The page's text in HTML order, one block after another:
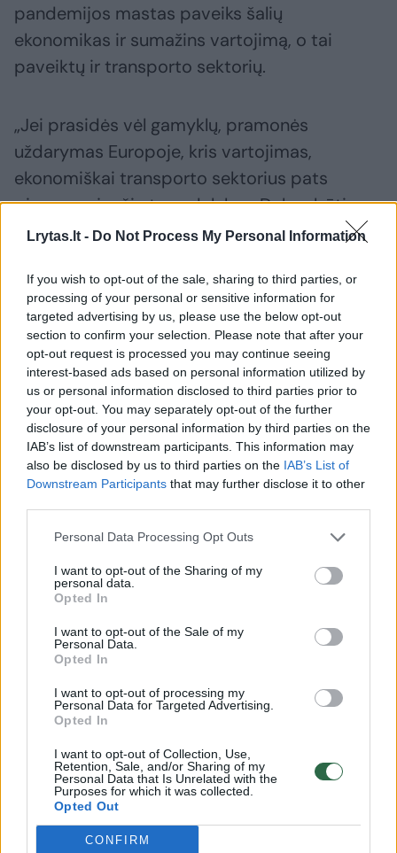
Lrytas.lt - Do Not Process My Personal Information
If you wish to opt-out of the sale, sharing to third parties, or
processing of your personal or sensitive information for
targeted advertising by us, please use the below opt-out
section to confirm your selection. Please note that after your
opt-out request is processed you may continue seeing
interest-based ads based on personal information utilized by
us or personal information disclosed to third parties prior to
your opt-out. You may separately opt-out of the further
disclosure of your personal information by third parties on the
IAB’s list of downstream participants. This information may
also be disclosed by us to third parties on the IAB’s List of
Downstream Participants that may further disclose it to other
Personal Data Processing Opt Outs
I want to opt-out of the Sharing of my
personal data.
Opted In
I want to opt-out of the Sale of my
Personal Data.
Opted In
I want to opt-out of processing my
Personal Data for Targeted Advertising.
Opted In
I want to opt-out of Collection, Use,
Retention, Sale, and/or Sharing of my
Personal Data that Is Unrelated with the
Purposes for which it was collected.
Opted Out
CONFIRM
pandemijos mastas paveiks šalių
ekonomikas ir sumažins vartojimą, o tai
paveiktų ir transporto sektorių.
„Jei prasidės vėl gamyklų, pramonės
uždarymas Europoje, kris vartojimas,
ekonomiškai transporto sektorius pats
pirmas pajaučia tuos dalykus. Dabar būtina
stebėti, kaip pramonė plėtojasi industrinėse
Jungtinėje Karalystėje“, – sakė T. Garuolis.
„Pavyzdys, kai užsidarė viešbučiai – į juos
neatkeliauja turistai, tad nebereikia autobusų
tiems turistams atvežti, tai mūsų autobusai ir
stovi. Investicijos padarytos, bankams reikia
mokėti, o dabar viena ūkio šaka sustojo, tai iš
paskos ritasi ir visos kitos“, – kalbėjo jis.
Jo teigimu, tikimasi, kad Vyriausybė galės
paruošti gelbėjimo priemones, kurios padėtų
sektoriui išgyventi antrąją bangą, – ypač
bei lengvatinės paskolos.
„Linavos“ duomenimis, nuo karantino
pradžios pavasarį Lietuvos transporto ir
logistikos sektorius, kuriame yra apie 5 tūkst.
licencijas turinčių įmonių, prarado 87
transporto įmones ir 534 darbo vietas.